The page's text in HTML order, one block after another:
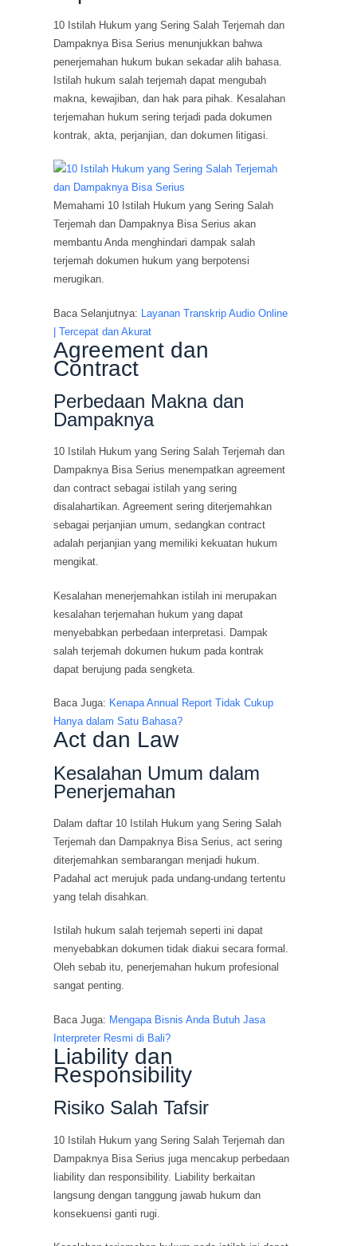
10 Istilah Hukum yang Sering Salah Terjemah dan
Dampaknya Bisa Serius menunjukkan bahwa
penerjemahan hukum bukan sekadar alih bahasa.
Istilah hukum salah terjemah dapat mengubah
makna, kewajiban, dan hak para pihak. Kesalahan
terjemahan hukum sering terjadi pada dokumen
kontrak, akta, perjanjian, dan dokumen litigasi.
Memahami 10 Istilah Hukum yang Sering Salah
Terjemah dan Dampaknya Bisa Serius akan
membantu Anda menghindari dampak salah
terjemah dokumen hukum yang berpotensi
merugikan.
Baca Selanjutnya:
Layanan Transkrip Audio Online
| Tercepat dan Akurat
Agreement dan
Contract
Perbedaan Makna dan
Dampaknya
10 Istilah Hukum yang Sering Salah Terjemah dan
Dampaknya Bisa Serius menempatkan agreement
dan contract sebagai istilah yang sering
disalahartikan. Agreement sering diterjemahkan
sebagai perjanjian umum, sedangkan contract
adalah perjanjian yang memiliki kekuatan hukum
mengikat.
Kesalahan menerjemahkan istilah ini merupakan
kesalahan terjemahan hukum yang dapat
menyebabkan perbedaan interpretasi. Dampak
salah terjemah dokumen hukum pada kontrak
dapat berujung pada sengketa.
Baca Juga: Kenapa Annual Report Tidak Cukup
Hanya dalam Satu Bahasa?
Act dan Law
Kesalahan Umum dalam
Penerjemahan
Dalam daftar 10 Istilah Hukum yang Sering Salah
Terjemah dan Dampaknya Bisa Serius, act sering
diterjemahkan sembarangan menjadi hukum.
Padahal act merujuk pada undang-undang tertentu
yang telah disahkan.
Istilah hukum salah terjemah seperti ini dapat
menyebabkan dokumen tidak diakui secara formal.
Oleh sebab itu, penerjemahan hukum profesional
sangat penting.
Baca Juga: Mengapa Bisnis Anda Butuh Jasa
Interpreter Resmi di Bali?
Liability dan
Responsibility
Risiko Salah Tafsir
10 Istilah Hukum yang Sering Salah Terjemah dan
Dampaknya Bisa Serius juga mencakup perbedaan
liability dan responsibility. Liability berkaitan
langsung dengan tanggung jawab hukum dan
konsekuensi ganti rugi.